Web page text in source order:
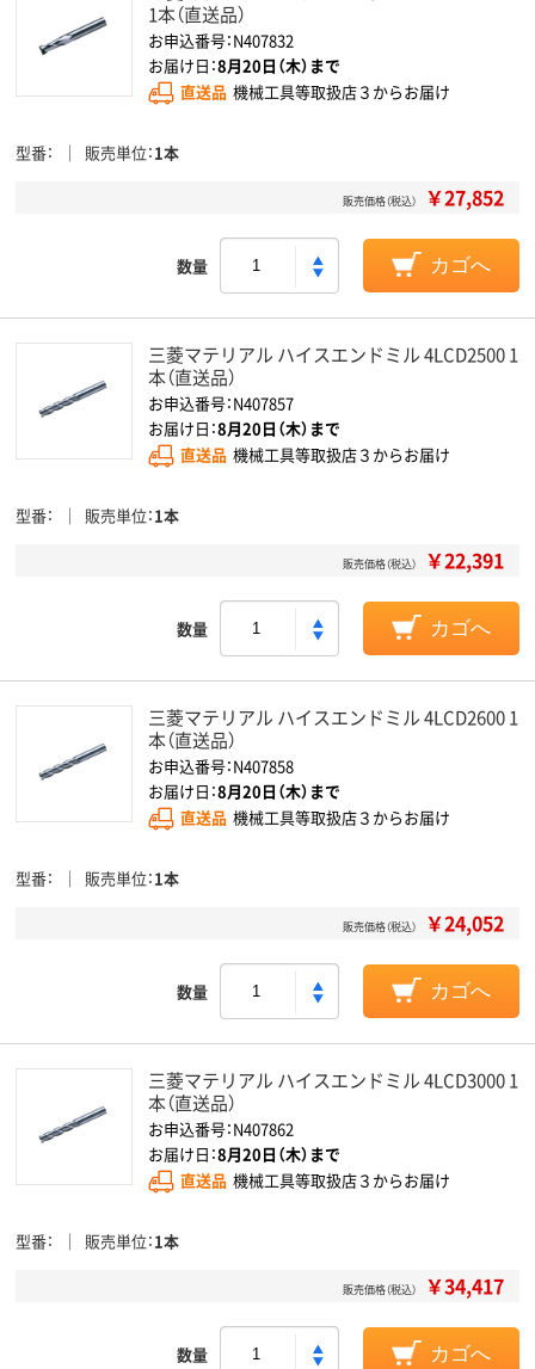
1本（直送品）
お申込番号：N407832
お届け日：8月20日（木）まで
直送品 機械工具等取扱店３からお届け
型番 販売単位 1本
販売価格（税込） ￥27,852
数量 カゴへ
三菱マテリアル ハイスエンドミル 4LCD2500 1
本（直送品）
お申込番号：N407857
お届け日：8月20日（木）まで
直送品 機械工具等取扱店３からお届け
型番 販売単位 1本
販売価格（税込） ￥22,391
数量 カゴへ
三菱マテリアル ハイスエンドミル 4LCD2600 1
本（直送品）
お申込番号：N407858
お届け日：8月20日（木）まで
直送品 機械工具等取扱店３からお届け
型番 販売単位 1本
販売価格（税込） ￥24,052
数量 カゴへ
三菱マテリアル ハイスエンドミル 4LCD3000 1
本（直送品）
お申込番号：N407862
お届け日：8月20日（木）まで
直送品 機械工具等取扱店３からお届け
型番 販売単位 1本
販売価格（税込） ￥34,417
数量 カゴへ